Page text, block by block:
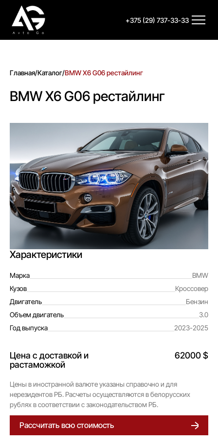
+375 (29) 737-33-33
Главная/Каталог/BMW X6 G06 рестайлинг
BMW X6 G06 рестайлинг
Характеристики
Марка
BMW
Кузов
Кроссовер
Двигатель
Бензин
Объем двигатель
3.0
Год выпуска
2023-2025
Цена с доставкой и
растаможкой
62000 $
Цены в иностранной валюте указаны справочно и для
нерезидентов РБ. Расчеты осуществляются в белорусских
рублях в соответствии с законодательством РБ.
Рассчитать всю стоимость